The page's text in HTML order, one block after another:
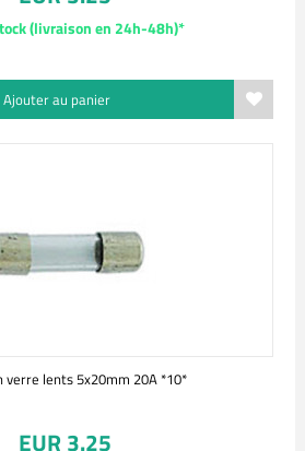
(livraison en 24h-48h)*
Ajouter au panier
verre lents 5x20mm 20A *10*
EUR 3.25